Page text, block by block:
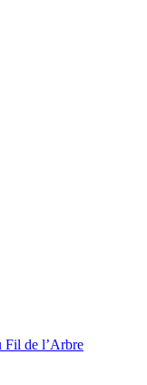
Fil de l’Arbre